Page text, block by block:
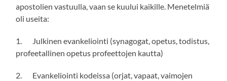
apostolien vastuulla, vaan se kuului kaikille. Menetelmiä
oli useita:
1. Julkinen evankeliointi (synagogat, opetus, todistus,
profeetallinen opetus profeettojen kautta)
2. Evankeliointi kodeissa (orjat, vapaat, vaimojen